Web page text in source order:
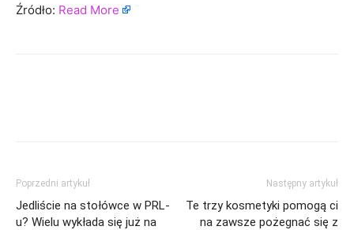
Źródło: Read More
Poprzedni artykuł
Jedliście na stołówce w PRL-
u? Wielu wykłada się już na
Następny artykuł
Te trzy kosmetyki pomogą ci
na zawsze pożegnać się z